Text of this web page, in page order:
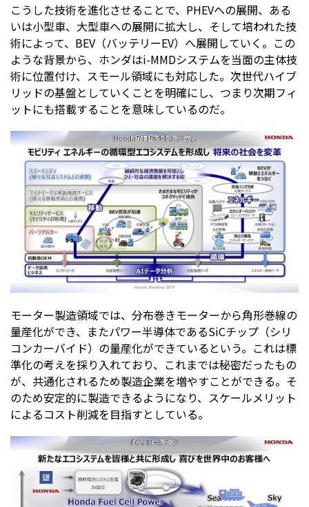
こうした技術を進化させることで、PHEVへの展開、ある
いは小型車、大型車への展開に拡大し、そして培われた技
術によって、BEV（バッテリーEV）へ展開していく。この
ような背景から、ホンダはi-MMDシステムを当面の主体技
術に位置付け、スモール領域にも対応した。次世代ハイブ
リッドの基盤としていくことを明確にし、つまり次期フィ
ットにも搭載することを意味しているのだ。
モーター製造領域では、分布巻きモーターから角形巻線の
量産化ができ、またパワー半導体であるSiCチップ（シリ
コンカーバイド）の量産化ができているという。これは標
準化の考えを採り入れており、これまでは秘密だったもの
が、共通化されるため製造企業を増やすことができる。そ
のため安定的に製造できるようになり、スケールメリット
によるコスト削減を目指すとしている。